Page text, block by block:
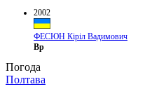
2002
ФЕСЮН Кіріл Вадимович
Вр
Погода
Полтава